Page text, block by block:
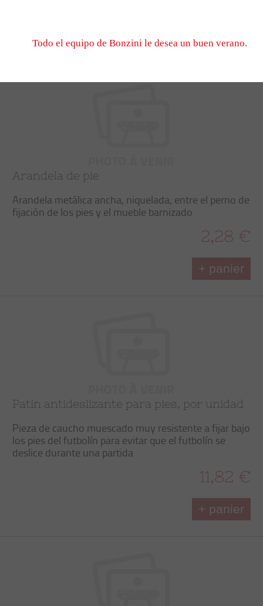
Trier Filtrer
Arandela de pie
Arandela metálica ancha, niquelada, entre el perno de
fijación de los pies y el mueble barnizado
2,28 €
+ panier
Patín antideslizante para pies, por unidad
Pieza de caucho muescado muy resistente a fijar bajo
los pies del futbolín para evitar que el futbolín se
deslice durante una partida
11,82 €
+ panier
Todo el equipo de Bonzini le desea un buen verano.